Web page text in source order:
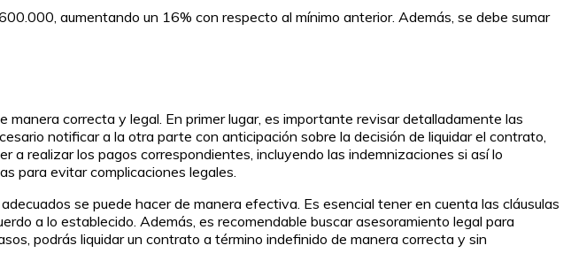
aumentando un 16% con respecto al mínimo anterior. Además, se debe sumar
correcta y legal. En primer lugar, es importante revisar detalladamente las
notificar a la otra parte con anticipación sobre la decisión de liquidar el contrato,
realizar los pagos correspondientes, incluyendo las indemnizaciones si así lo
para evitar complicaciones legales.
se puede hacer de manera efectiva. Es esencial tener en cuenta las cláusulas
a lo establecido. Además, es recomendable buscar asesoramiento legal para
podrás liquidar un contrato a término indefinido de manera correcta y sin